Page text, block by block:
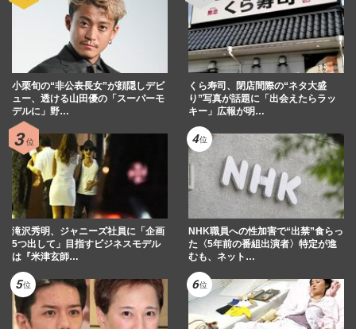
小栗旬の“非公表長女”が顔隠しデビ
ュー、透ける山田優の「スーパーモ
デルに」野…
くら寿司、閉店間際の“ネタ大盛
り”写真が話題に「出会えたらラッ
キー」広報が明…
滝沢秀明、ジャニーズ社員に「企画
5つ出して」目指すビジネスモデル
は『米津玄師…
NHK職員への性加害で“出禁”食らっ
た〈5年前の番組出演者〉特定が進
むも、ネット…